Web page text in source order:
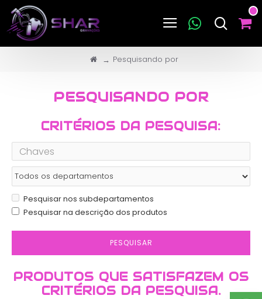
Pesquisando por
PESQUISANDO POR
CRITÉRIOS DA PESQUISA:
Pesquisar nos subdepartamentos
Pesquisar na descrição dos produtos
PESQUISAR
PRODUTOS QUE SATISFAZEM OS
CRITÉRIOS DA PESQUISA.